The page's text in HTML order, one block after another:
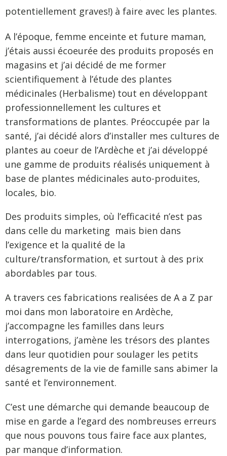
potentiellement graves!) à faire avec les plantes.
A l’époque, femme enceinte et future maman,
j’étais aussi écoeurée des produits proposés en
magasins et j’ai décidé de me former
scientifiquement à l’étude des plantes
médicinales (Herbalisme) tout en développant
professionnellement les cultures et
transformations de plantes. Préoccupée par la
santé, j’ai décidé alors d’installer mes cultures de
plantes au coeur de l’Ardèche et j’ai développé
une gamme de produits réalisés uniquement à
base de plantes médicinales auto-produites,
locales, bio.
Des produits simples, où l’efficacité n’est pas
dans celle du marketing mais bien dans
l’exigence et la qualité de la
culture/transformation, et surtout à des prix
abordables par tous.
A travers ces fabrications realisées de A a Z par
moi dans mon laboratoire en Ardèche,
j’accompagne les familles dans leurs
interrogations, j’amène les trésors des plantes
dans leur quotidien pour soulager les petits
désagrements de la vie de famille sans abimer la
santé et l’environnement.
C’est une démarche qui demande beaucoup de
mise en garde a l’egard des nombreuses erreurs
que nous pouvons tous faire face aux plantes,
par manque d’information.